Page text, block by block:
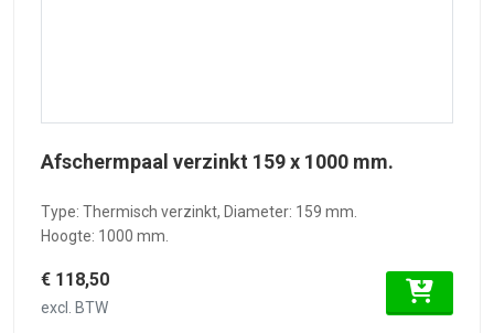
Afschermpaal verzinkt 159 x 1000 mm.
Type: Thermisch verzinkt, Diameter: 159 mm.
Hoogte: 1000 mm.
€ 118,50
excl. BTW